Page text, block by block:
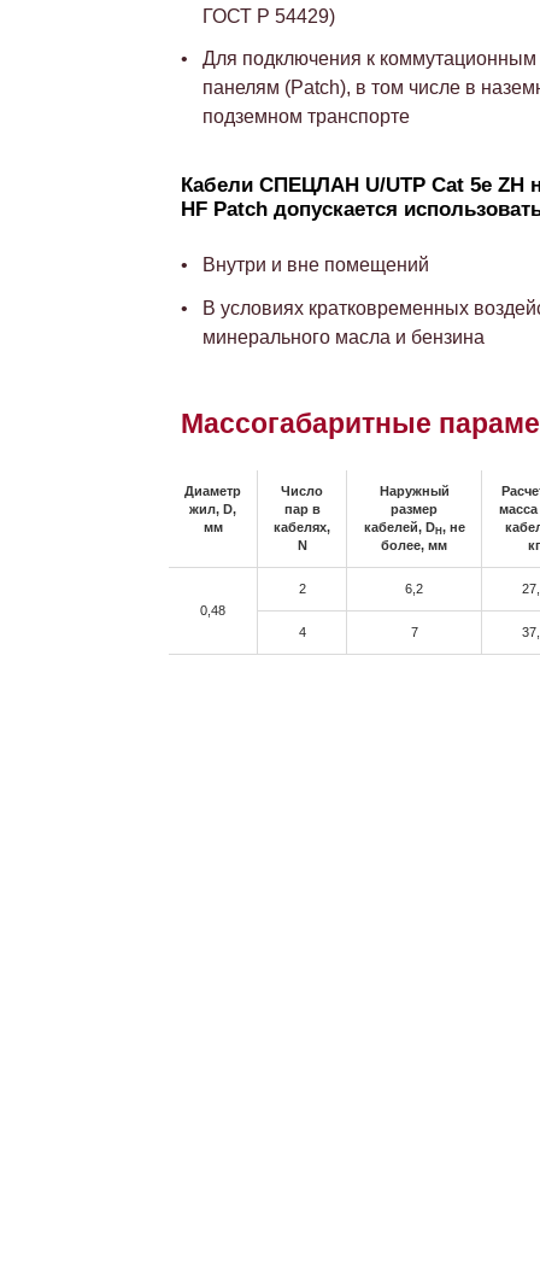
ГОСТ Р 54429)
Для подключения к коммутационным
панелям (Patch), в том числе в
подземном транспорте
Кабели СПЕЦЛАН U/UTP Cat 5e ZH
HF Patch допускается
Внутри и вне помещений
В условиях кратковременных
минерального масла и бензина
Массогабаритные
Диаметр
жил, D,
мм
Число
пар в
кабелях,
N
Наружный
размер
кабелей, DH, не
более, мм
кг
0,48
2 6,2
4 7